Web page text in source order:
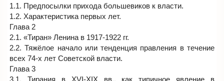
1.1. Предпосылки прихода большевиков к власти.
1.2. Характеристика первых лет.
Глава 2
2.1. «Тиран» Ленина в 1917-1922 гг.
2.2. Тяжёлое начало или тенденция правления в течение
всех 74-х лет Советской власти.
Глава 3
3.1. Тирания в XVI-XIX вв., как типичное явление в